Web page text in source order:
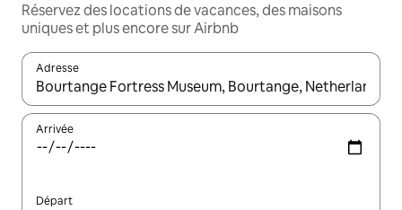
Réservez des locations de vacances, des maisons
uniques et plus encore sur Airbnb
Adresse
Lorsque les résultats s'affichent, utilisez les flèches vers le
Arrivée
Départ